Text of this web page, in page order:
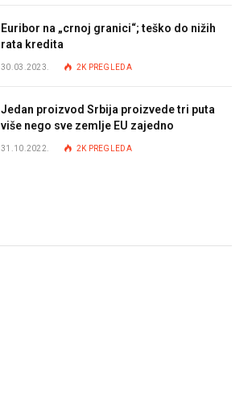
Euribor na „crnoj granici“; teško do nižih
rata kredita
30.03.2023. 2K PREGLEDA
Jedan proizvod Srbija proizvede tri puta
više nego sve zemlje EU zajedno
31.10.2022. 2K PREGLEDA